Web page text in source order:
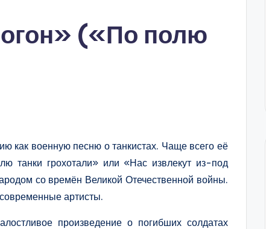
(«По полю
как военную песню о танкистах. Чаще всего её
танки грохотали» или «Нас извлекут из-под
со времён Великой Отечественной войны.
артисты.
произведение о погибших солдатах